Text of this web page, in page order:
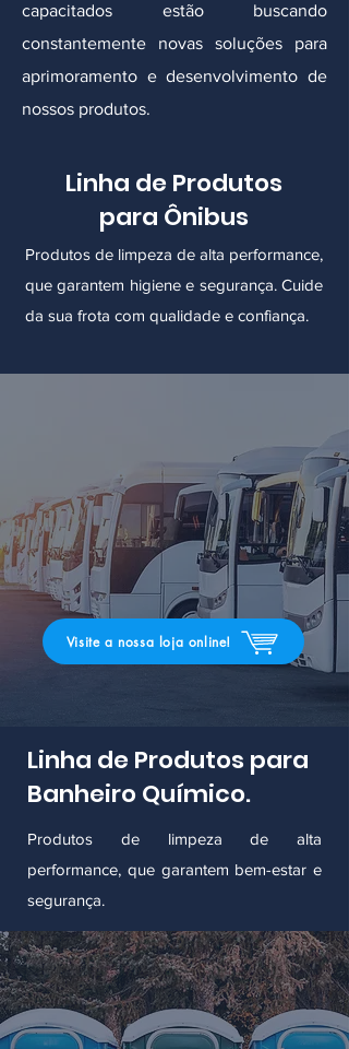
capacitados estão buscando
constantemente novas soluções para
aprimoramento e desenvolvimento de
nossos produtos.
Linha de Produtos
para Ônibus
Produtos de limpeza de alta performance,
que garantem higiene e segurança. Cuide
da sua frota com qualidade e confiança.
Visite a nossa loja online!
Linha de Produtos para
Banheiro Químico.
Produtos de limpeza de alta
performance, que garantem bem-estar e
segurança.